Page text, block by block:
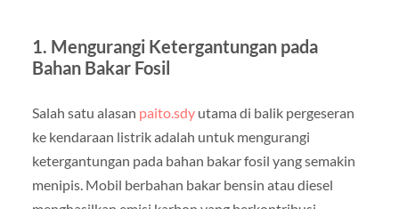
1. Mengurangi Ketergantungan pada
Bahan Bakar Fosil
Salah satu alasan paito.sdyutama di balik pergeseran
ke kendaraan listrik adalah untuk mengurangi
ketergantungan pada bahan bakar fosil yang semakin
menipis. Mobil berbahan bakar bensin atau diesel